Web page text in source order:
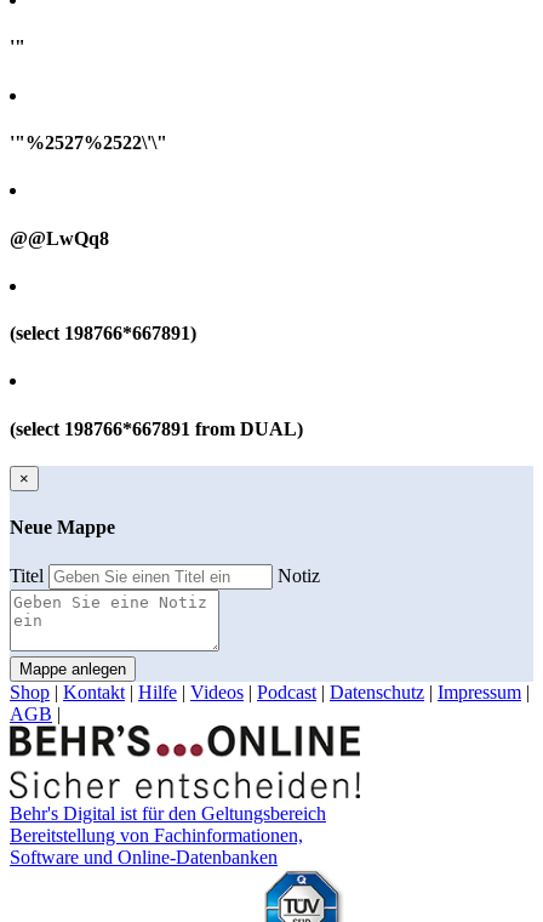
'"
'"%2527%2522\'\"
@@LwQq8
(select 198766*667891)
(select 198766*667891 from DUAL)
×
Neue Mappe
Titel Notiz
Mappe anlegen
Shop | Kontakt | Hilfe | Videos | Podcast | Datenschutz | Impressum |
AGB |
Behr's Digital ist für den Geltungsbereich
Bereitstellung von Fachinformationen,
Software und Online-Datenbanken